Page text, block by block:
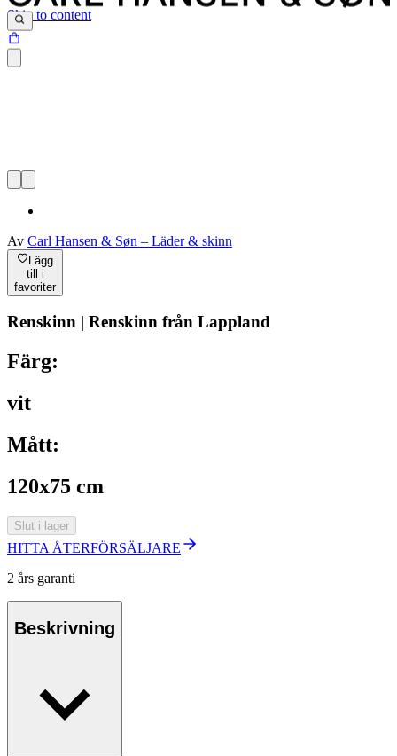
Skip to content
Av Carl Hansen & Søn – Läder & skinn
Lägg
till i
favoriter
Renskinn | Renskinn från Lappland
Färg:
vit
Mått:
120x75 cm
Slut i lager
HITTA ÅTERFÖRSÄLJARE
2 års garanti
Beskrivning